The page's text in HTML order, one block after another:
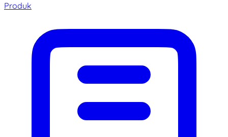
Produk